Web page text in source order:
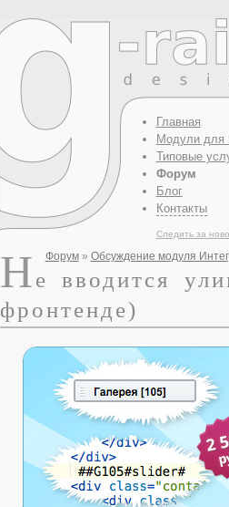
Главная
Модули для
Типовые
Форум
Блог
Контакты
Следить за
Форум» Обсуждение модуля
Не вводится
фронтенде)